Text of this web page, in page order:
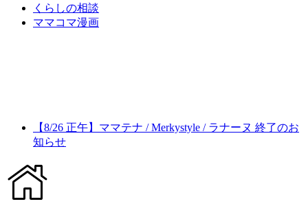
くらしの相談
ママコマ漫画
【8/26 正午】ママテナ / Merkystyle / ラナーヌ 終了のお
知らせ